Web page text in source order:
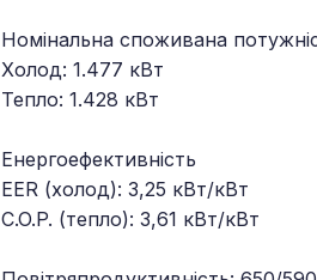
Номінальна споживана
Холод: 1.477 кВт
Тепло: 1.428 кВт
Енергоефективність
EER (холод): 3,25 кВт/кВт
C.O.P. (тепло): 3,61 кВт/кВт